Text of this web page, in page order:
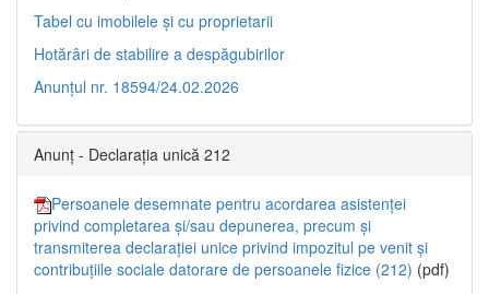
Tabel cu imobilele și cu proprietarii
Hotărâri de stabilire a despăgubirilor
Anunțul nr. 18594/24.02.2026
Anunț - Declarația unică 212
Persoanele desemnate pentru acordarea asistenței
privind completarea și/sau depunerea, precum și
transmiterea declarației unice privind impozitul pe venit și
contribuțiile sociale datorare de persoanele fizice (212) (pdf)